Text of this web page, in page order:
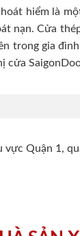
hiểm là
nạn. Cửa
trong gia
cửa
Quận 1,